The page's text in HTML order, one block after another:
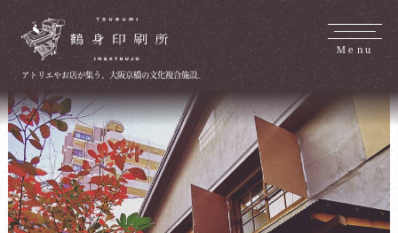
アトリエやお店が集う、大阪京橋の文化複合施設。
Menu